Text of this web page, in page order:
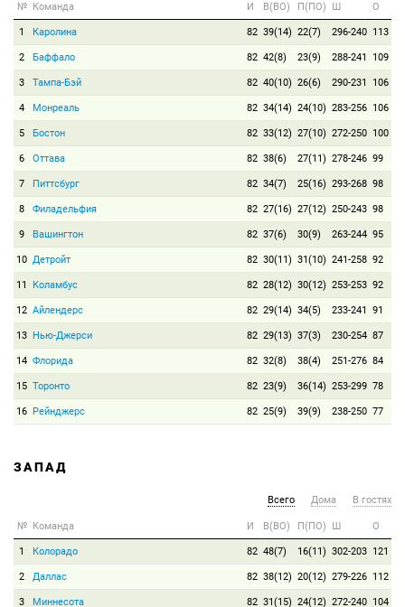
№ Команда И В(ВО) П(ПО) Ш О
1 Каролина 82 39(14) 22(7) 296-240 113
2 Баффало 82 42(8) 23(9) 288-241 109
3 Тампа-Бэй 82 40(10) 26(6) 290-231 106
4 Монреаль 82 34(14) 24(10) 283-256 106
5 Бостон 82 33(12) 27(10) 272-250 100
6 Оттава 82 38(6) 27(11) 278-246 99
7 Питтсбург 82 34(7) 25(16) 293-268 98
8 Филадельфия 82 27(16) 27(12) 250-243 98
9 Вашингтон 82 37(6) 30(9) 263-244 95
10 Детройт 82 30(11) 31(10) 241-258 92
11 Коламбус 82 28(12) 30(12) 253-253 92
12 Айлендерс 82 29(14) 34(5) 233-241 91
13 Нью-Джерси 82 29(13) 37(3) 230-254 87
14 Флорида 82 32(8) 38(4) 251-276 84
15 Торонто 82 23(9) 36(14) 253-299 78
16 Рейнджерс 82 25(9) 39(9) 238-250 77
ЗАПАД
Всего Дома В гостях
№ Команда И В(ВО) П(ПО) Ш О
1 Колорадо 82 48(7) 16(11) 302-203 121
2 Даллас 82 38(12) 20(12) 279-226 112
3 Миннесота 82 31(15) 24(12) 272-240 104